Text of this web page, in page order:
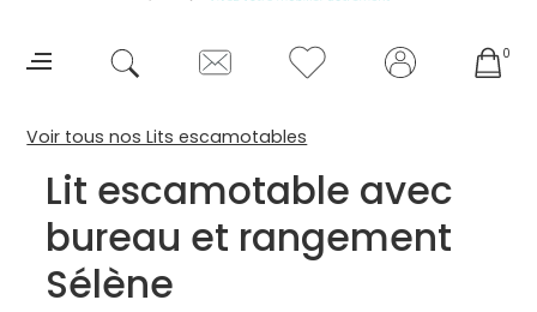
0
Voir tous nos Lits escamotables
Lit escamotable avec
bureau et rangement
Sélène